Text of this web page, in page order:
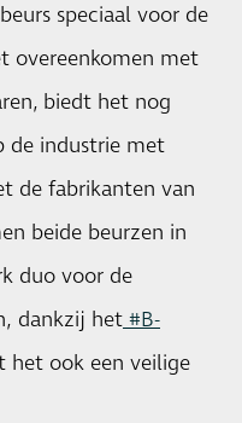
speciaal voor de
overeenkomen met
biedt het nog
de industrie met
de fabrikanten van
beide beurzen in
duo voor de
dankzij het#B-
het ook een veilige